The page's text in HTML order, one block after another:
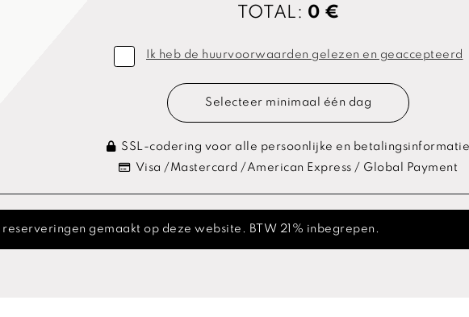
TOTAL: 0 €
Ik heb de huurvoorwaarden gelezen en geaccepteerd
Selecteer minimaal één dag
SSL-codering voor alle persoonlijke en
Visa /Mastercard /American Express / Global Payment
gemaakt op deze website. BTW 21% inbegrepen.